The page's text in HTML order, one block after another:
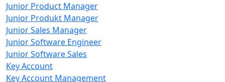
Junior Product Manager
Junior Produkt Manager
Junior Sales Manager
Junior Software Engineer
Junior Software Sales
Key Account
Key Account Management